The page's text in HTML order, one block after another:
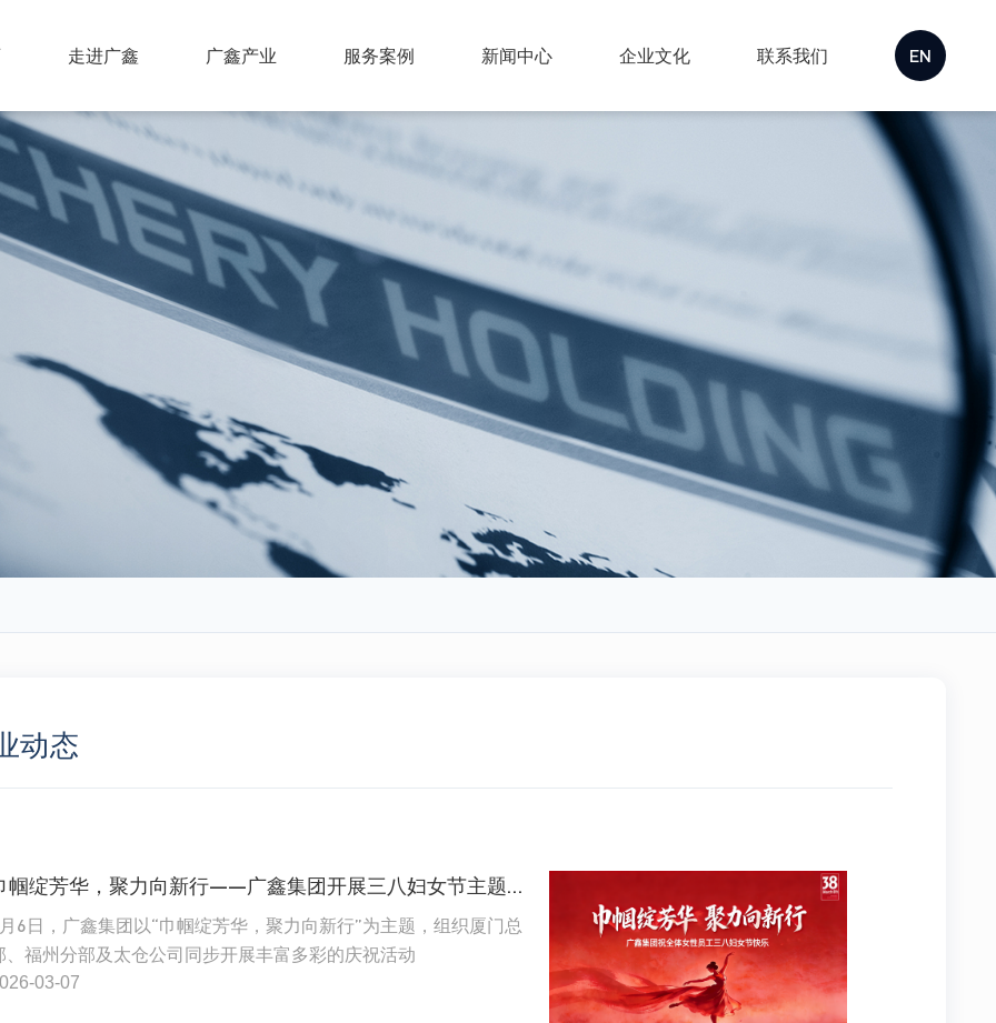
走进广鑫 广鑫产业 服务案例 新闻中心 企业文化 联系我们 EN
动态
巾帼绽芳华，聚力向新行——广鑫集团开展三八妇女节主题活动
6日，广鑫集团以“巾帼绽芳华，聚力向新行”为主题，组织厦门总
、福州分部及太仓公司同步开展丰富多彩的庆祝活动
03-07